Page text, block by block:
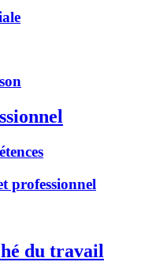
professionnel
du travail